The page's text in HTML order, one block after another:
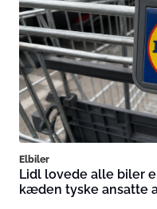
Elbiler
Lidl lovede alle biler
kæden tyske ansatte